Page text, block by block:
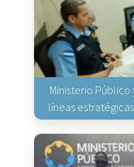
Ministerio
líneas